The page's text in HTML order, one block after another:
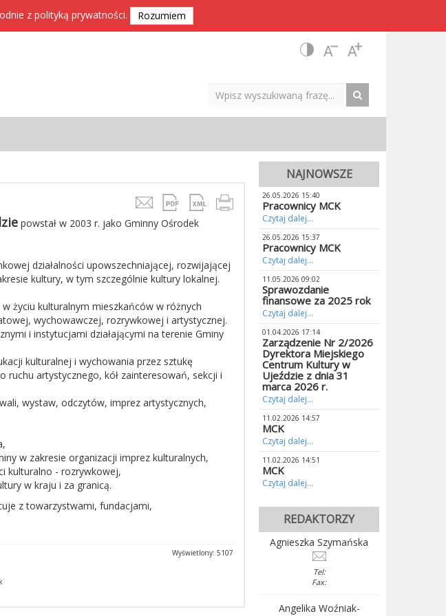
z polityką prywatności. Rozumiem
powstał w 2003 r. jako Gminny Ośrodek
działalności upowszechniającej, rozwijającej
kultury, w tym szczególnie kultury lokalnej.
życiu kulturalnym mieszkańców w różnych
wychowawczej, rozrywkowej i artystycznej.
i instytucjami działającymi na terenie Gminy
kulturalnej i wychowania przez sztukę
ruchu artystycznego, kół zainteresowań, sekcji i
wystaw, odczytów, imprez artystycznych,
w zakresie organizacji imprez kulturalnych,
kulturalno - rozrywkowej,
w kraju i za granicą.
z towarzystwami, fundacjami,
Wyświetlony: 5107
NAJNOWSZE
26.05.2026 15:40
Pracownicy MCK
Czytaj dalej...
26.05.2026 15:37
Pracownicy MCK
Czytaj dalej...
11.05.2026 09:02
Sprawozdanie
finansowe za 2025 rok
Czytaj dalej...
01.04.2026 17:14
Zarządzenie Nr 2/2026
Dyrektora Miejskiego
Centrum Kultury w
Ujeździe z dnia 31
marca 2026 r.
Czytaj dalej...
11.02.2026 14:57
MCK
Czytaj dalej...
11.02.2026 14:51
MCK
Czytaj dalej...
REDAKTORZY
Agnieszka Szymańska
Tel:
Fax:
Angelika Woźniak-